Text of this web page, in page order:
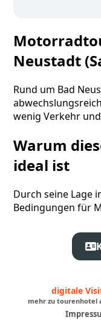
Neustadt
Rund um Bad
wenig Verkehr
Warum
ideal ist
Durch seine Lage
Bedingungen für
digitale
mehr zu tourenhotel